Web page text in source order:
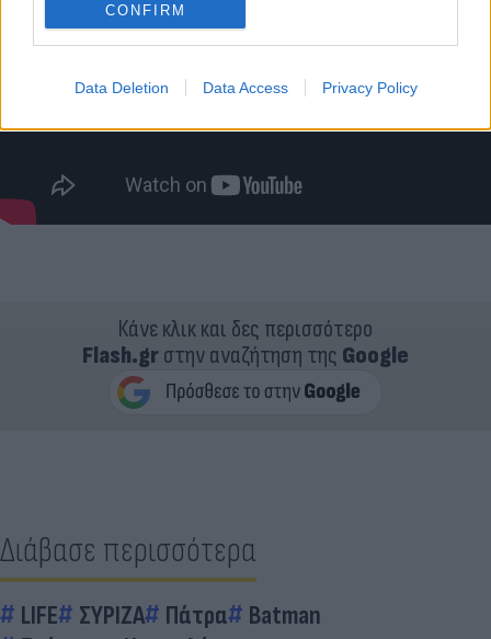
CONFIRM
Data Deletion Data Access Privacy Policy
Κάνε κλικ και δες περισσότερο
Flash.grστην αναζήτηση της Google
Διάβασε περισσότερα
LIFE ΣΥΡΙΖΑ Πάτρα
Batman